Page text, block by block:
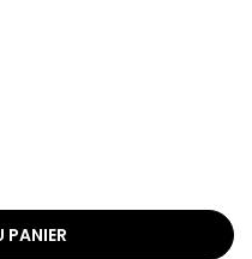
PANIER